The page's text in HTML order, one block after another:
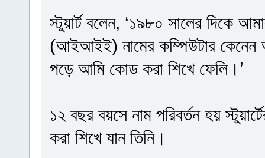
স্টুয়ার্ট বলেন, ‘১৯৮০ সালের দিকে
(আইআইই) নামের কম্পিউটার কেনেন
পড়ে আমি কোড করা শিখে ফেলি।’
১২ বছর বয়সে নাম পরিবর্তন হয়
করা শিখে যান তিনি।